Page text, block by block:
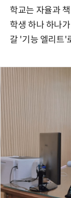
학교는 자율과
학생 하나 하나
갈 '기능 엘리트'